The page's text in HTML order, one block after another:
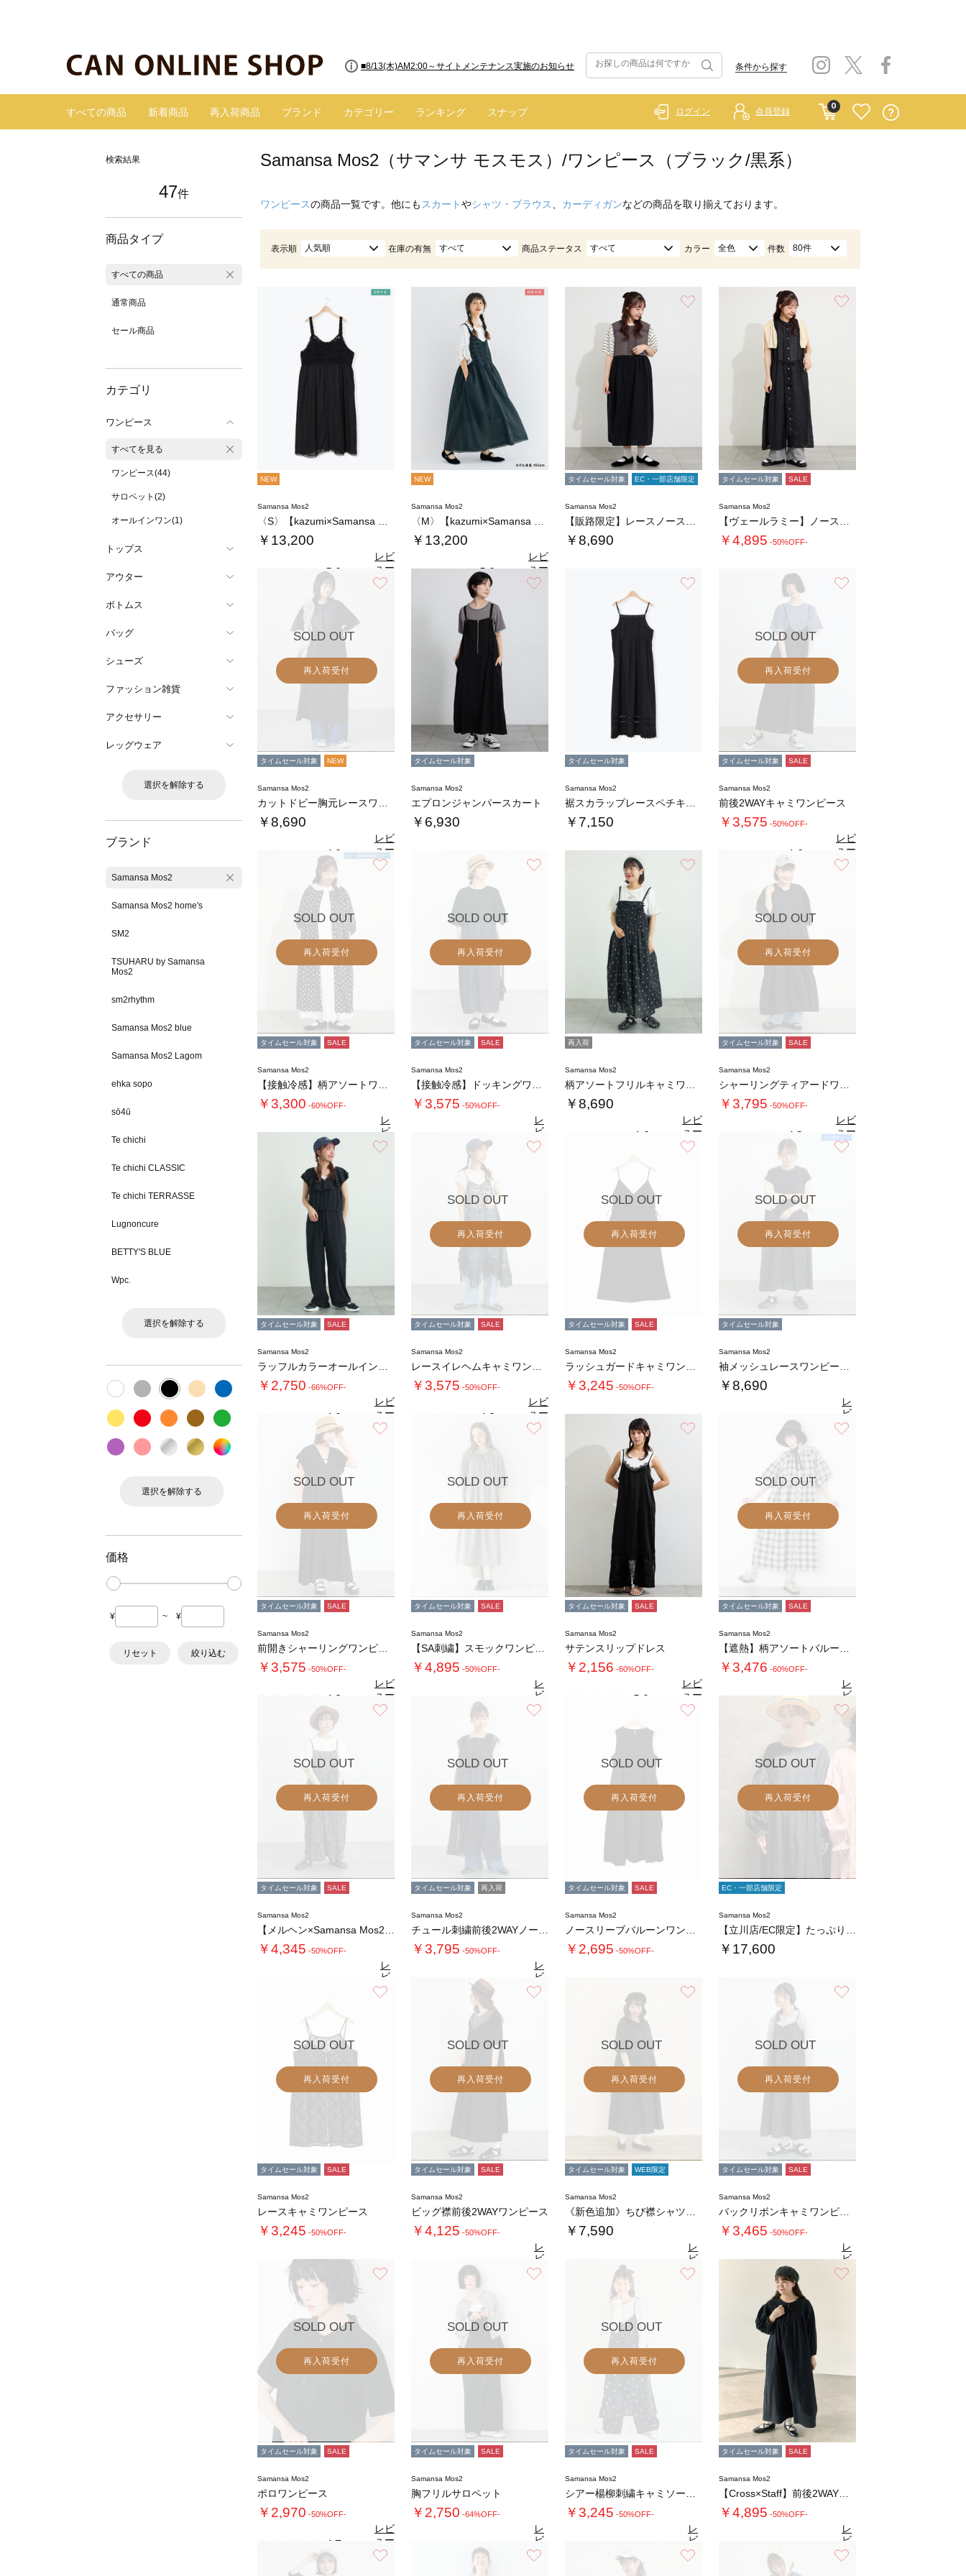
■8/13(木)AM2:00～サイトメンテナンス実施のお知らせ
■【お知らせ】ヤマト運輸の配送遅延・停止について 条件から探す
すべての商品 新着商品 再入荷商品 ブランド カテゴリー ランキング スナップ
0
ログイン 会員登録
検索結果
47件
商品タイプ
すべての商品
通常商品
セール商品
カテゴリ
ワンピース
すべてを見る
ワンピース(44)
サロペット(2)
オールインワン(1)
トップス
アウター
ボトムス
バッグ
シューズ
ファッション雑貨
アクセサリー
レッグウェア
選択を解除する
ブランド
Samansa Mos2
Samansa Mos2 home's
SM2
TSUHARU by Samansa
Mos2
sm2rhythm
Samansa Mos2 blue
Samansa Mos2 Lagom
ehka sopo
sō4ū
Te chichi
Te chichi CLASSIC
Te chichi TERRASSE
Lugnoncure
BETTY'S BLUE
Wpc.
選択を解除する
選択を解除する
価格
¥ ~ ¥
リセット 絞り込む
Samansa Mos2（サマンサ モスモス）/ワンピース（ブラック/黒系）
ワンピースの商品一覧です。他にも スカートやシャツ・ブラウス カーディガンなどの商品を取り揃えております。
表示順 人気順 在庫の有無 すべて 商品ステータス すべて カラー 全色 件数 80件
NEW
Samansa Mos2
￥13,200
5.0
レビ
ュー
を見
る
NEW
Samansa Mos2
￥13,200
5.0（2）
レビ
ュー
を見
る
タイムセール対象 EC・一部店舗限定
Samansa Mos2
￥8,690
タイムセール対象 SALE
Samansa Mos2
￥4,895 -50%OFF-
SOLD OUT
再入荷受付
タイムセール対象 NEW
Samansa Mos2
￥8,690
4.0 （1）
レビ
ュー
を見
る
タイムセール対象
Samansa Mos2
エプロンジャンパースカート
￥6,930
タイムセール対象
Samansa Mos2
￥7,150
SOLD OUT
再入荷受付
タイムセール対象 SALE
Samansa Mos2
前後2WAYキャミワンピース
￥3,575 -50%OFF-
4.6
レビ
ュー
を見
る
お気に入り
SOLD OUT
再入荷受付
タイムセール対象 SALE
Samansa Mos2
￥3,300 -60%OFF-
4.8
レ
ビ
ュ
ー
SOLD OUT
再入荷受付
タイムセール対象 SALE
Samansa Mos2
￥3,575 -50%OFF-
4.3
レ
ビ
ュ
ー
再入荷
Samansa Mos2
￥8,690
4.6
レビ
ュー
を見
る
SOLD OUT
再入荷受付
タイムセール対象 SALE
Samansa Mos2
￥3,795 -50%OFF-
4.3 （4）
レビ
ュー
を見
る
タイムセール対象 SALE
Samansa Mos2
￥2,750 -66%OFF-
4.0
レビ
ュー
を見
る
SOLD OUT
再入荷受付
タイムセール対象 SALE
Samansa Mos2
￥3,575 -50%OFF-
4.8
レビ
ュー
を見
る
SOLD OUT
再入荷受付
タイムセール対象 SALE
Samansa Mos2
￥3,245 -50%OFF-
お気に入り
SOLD OUT
再入荷受付
タイムセール対象
Samansa Mos2
￥8,690
4.7（34）
レ
ビ
ュ
ー
SOLD OUT
再入荷受付
タイムセール対象 SALE
Samansa Mos2
￥3,575 -50%OFF-
4.8
レビ
ュー
を見
る
SOLD OUT
再入荷受付
タイムセール対象 SALE
Samansa Mos2
￥4,895 -50%OFF-
4.7
レ
ビ
ュ
ー
タイムセール対象 SALE
Samansa Mos2
サテンスリップドレス
￥2,156 -60%OFF-
5.0
レビ
ュー
を見
る
SOLD OUT
再入荷受付
タイムセール対象 SALE
Samansa Mos2
￥3,476 -60%OFF-
3.9
レ
ビ
ュ
ー
を
見
る
SOLD OUT
再入荷受付
タイムセール対象 SALE
Samansa Mos2
￥4,345 -50%OFF-
レ
ビ
ュ
ー
SOLD OUT
再入荷受付
タイムセール対象 再入荷
Samansa Mos2
￥3,795 -50%OFF-
4.6
レ
ビ
ュ
ー
SOLD OUT
再入荷受付
タイムセール対象 SALE
Samansa Mos2
￥2,695 -50%OFF-
SOLD OUT
再入荷受付
EC・一部店舗限定
Samansa Mos2
￥17,600
SOLD OUT
再入荷受付
タイムセール対象 SALE
Samansa Mos2
レースキャミワンピース
￥3,245 -50%OFF-
SOLD OUT
再入荷受付
タイムセール対象 SALE
Samansa Mos2
ビッグ襟前後2WAYワンピース
￥4,125 -50%OFF-
レ
ビ
ュ
ー
SOLD OUT
再入荷受付
タイムセール対象 WEB限定
Samansa Mos2
￥7,590
レ
ビ
ュ
ー
SOLD OUT
再入荷受付
タイムセール対象 SALE
Samansa Mos2
￥3,465 -50%OFF-
3.8
レ
ビ
ュ
ー
SOLD OUT
再入荷受付
タイムセール対象 SALE
Samansa Mos2
ポロワンピース
￥2,970 -50%OFF-
4.7
レビ
ュー
を見
る
SOLD OUT
再入荷受付
タイムセール対象 SALE
Samansa Mos2
胸フリルサロペット
￥2,750 -64%OFF-
4.1
レ
ビ
ュ
ー
SOLD OUT
再入荷受付
タイムセール対象 SALE
Samansa Mos2
￥3,245 -50%OFF-
4.5
レ
ビ
ュ
ー
タイムセール対象 SALE
Samansa Mos2
￥4,895 -50%OFF-
4.8
レ
ビ
ュ
ー